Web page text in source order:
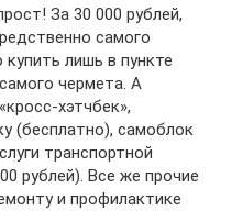
За 30 000 рублей,
самого
лишь в пункте
чермета. А
хэтчбек»,
(бесплатно), самоблок
транспортной
рублей). Все же прочие
и профилактике